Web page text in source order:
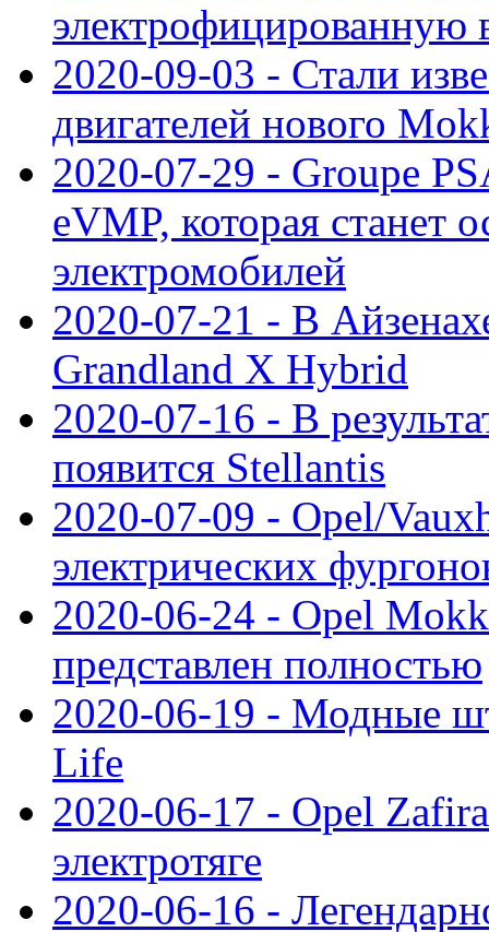
электрофицированную
2020-09-03 - Стали
двигателей нового
2020-07-29 - Groupe
eVMP, которая станет
электромобилей
2020-07-21 - В
Grandland X Hybrid
2020-07-16 - В
появится Stellantis
2020-07-09 - Opel/
электрических
2020-06-24 - Opel
представлен полностью
2020-06-19 - Модные
Life
2020-06-17 - Opel
электротяге
2020-06-16 -